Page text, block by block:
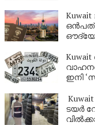
ഒൻപത്
Kuwait
ഇനി
ഉടൻ
ടയർ